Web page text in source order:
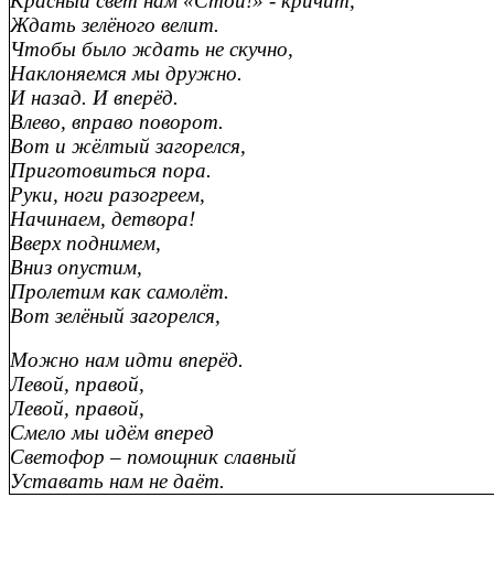
Ждать зелёного велит.
Чтобы было ждать не скучно,
Наклоняемся мы дружно.
И назад. И вперёд.
Влево, вправо поворот.
Вот и жёлтый загорелся,
Приготовиться пора.
Руки, ноги разогреем,
Начинаем, детвора!
Вверх поднимем,
Вниз опустим,
Пролетим как самолёт.
Вот зелёный загорелся,
Можно нам идти вперёд.
Левой, правой,
Левой, правой,
Смело мы идём вперед
Светофор – помощник славный
Уставать нам не даёт.